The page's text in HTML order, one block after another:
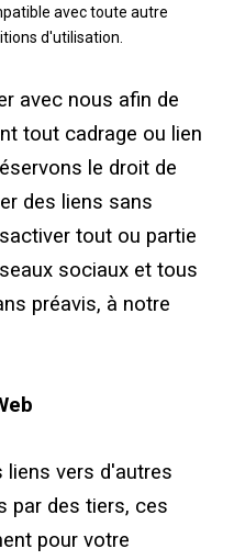
avec toute autre
d'utilisation.
avec nous afin de
tout cadrage ou lien
le droit de
des liens sans
tout ou partie
sociaux et tous
préavis, à notre
liens vers d'autres
par des tiers, ces
pour votre